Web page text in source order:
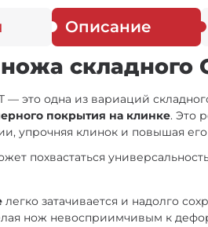
Описание
складного
— это одна из вариаций
покрытия на клинке. Это
упрочняя клинок и повышая
похвастаться
легко затачивается и надолго
нож невосприимчивым к